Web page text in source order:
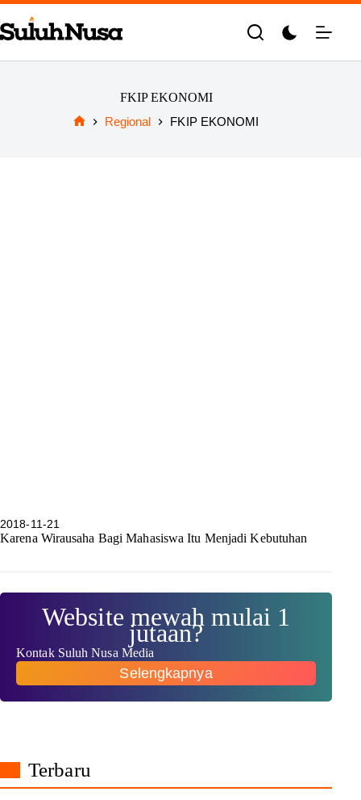
Skip
to
content
FKIP EKONOMI
Regional FKIP EKONOMI
2018-11-21
Karena Wirausaha Bagi Mahasiswa Itu Menjadi Kebutuhan
Website mewah mulai 1
jutaan?
Kontak Suluh Nusa Media
Selengkapnya
Terbaru